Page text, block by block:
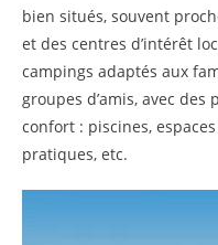
bien situés, souvent
et des centres d’intérêt
campings adaptés aux
groupes d’amis, avec
confort : piscines,
pratiques, etc.